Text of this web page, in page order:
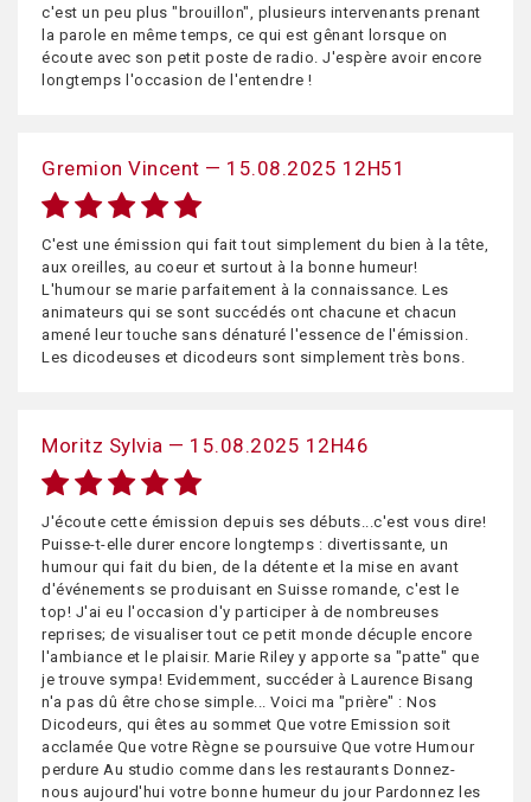
c'est un peu plus "brouillon", plusieurs intervenants prenant
la parole en même temps, ce qui est gênant lorsque on
écoute avec son petit poste de radio. J'espère avoir encore
longtemps l'occasion de l'entendre !
Gremion Vincent — 15.08.2025 12H51
C'est une émission qui fait tout simplement du bien à la tête,
aux oreilles, au coeur et surtout à la bonne humeur!
L'humour se marie parfaitement à la connaissance. Les
animateurs qui se sont succédés ont chacune et chacun
amené leur touche sans dénaturé l'essence de l'émission.
Les dicodeuses et dicodeurs sont simplement très bons.
Moritz Sylvia — 15.08.2025 12H46
J'écoute cette émission depuis ses débuts...c'est vous dire!
Puisse-t-elle durer encore longtemps : divertissante, un
humour qui fait du bien, de la détente et la mise en avant
d'événements se produisant en Suisse romande, c'est le
top! J'ai eu l'occasion d'y participer à de nombreuses
reprises; de visualiser tout ce petit monde décuple encore
l'ambiance et le plaisir. Marie Riley y apporte sa "patte" que
je trouve sympa! Evidemment, succéder à Laurence Bisang
n'a pas dû être chose simple... Voici ma "prière" : Nos
Dicodeurs, qui êtes au sommet Que votre Emission soit
acclamée Que votre Règne se poursuive Que votre Humour
perdure Au studio comme dans les restaurants Donnez-
nous aujourd'hui votre bonne humeur du jour Pardonnez les